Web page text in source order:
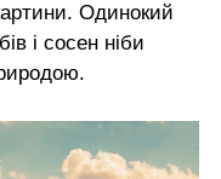
Одинокий
і сосен ніби